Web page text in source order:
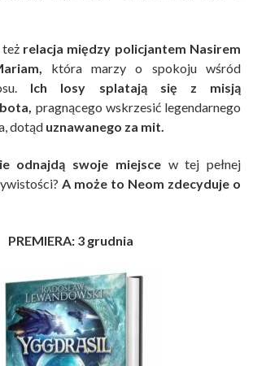
relacja między policjantem Nasirem
która marzy o spokoju wśród
Ich losy splatają się z misją
pragnącego wskrzesić legendarnego
dotąd uznawanego za mit.
odnajdą swoje miejscew tej pełnej
A może to Neom zdecyduje o
PREMIERA: 3 grudnia